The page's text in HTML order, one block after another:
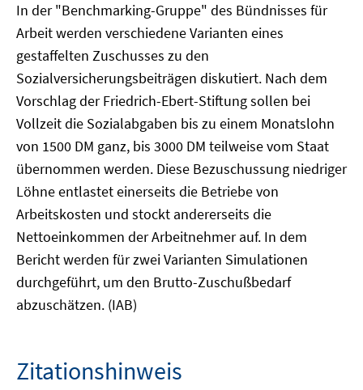
In der "Benchmarking-Gruppe" des Bündnisses für
Arbeit werden verschiedene Varianten eines
gestaffelten Zuschusses zu den
Sozialversicherungsbeiträgen diskutiert. Nach dem
Vorschlag der Friedrich-Ebert-Stiftung sollen bei
Vollzeit die Sozialabgaben bis zu einem Monatslohn
von 1500 DM ganz, bis 3000 DM teilweise vom Staat
übernommen werden. Diese Bezuschussung niedriger
Löhne entlastet einerseits die Betriebe von
Arbeitskosten und stockt andererseits die
Nettoeinkommen der Arbeitnehmer auf. In dem
Bericht werden für zwei Varianten Simulationen
durchgeführt, um den Brutto-Zuschußbedarf
abzuschätzen. (IAB)
Zitationshinweis